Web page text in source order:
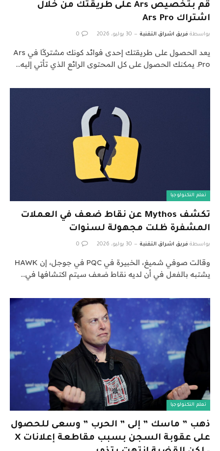
قم بتخصيص Ars على طريقتك من خلال
اشتراك Ars Pro
بواسطة فريق اشراق التقنية 30 يوليو، 2026 0
يعد الحصول على طريقتك إحدى فوائد كونك مشتركًا في Ars
Pro. يمكنك الحصول على كل المحتوى الرائع الذي تأتي إليه…
تعلم التكنولوجيا
تكشف Mythos عن نقاط ضعف في العملات
المشفرة ظلت مجهولة لسنوات
بواسطة فريق اشراق التقنية 30 يوليو، 2026 0
وقالت صوفي شميغ، الخبيرة في PQC في جوجل، إن HAWK
يشتبه بالفعل في أن لديه نقاط ضعف سيتم اكتشافها في…
تعلم التكنولوجيا
ذهب ” ماسك ” إلى ” الحرب ” وسعى للحصول
على عقوبة السجن بسبب مقاطعة إعلانات X